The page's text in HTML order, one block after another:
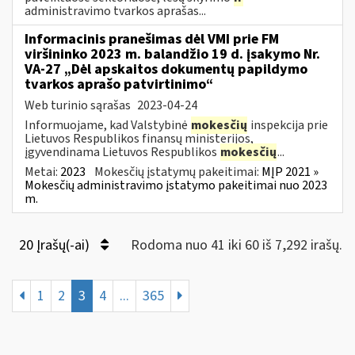
administravimo tvarkos aprašas...
Informacinis pranešimas dėl VMI prie FM
viršininko 2023 m. balandžio 19 d. įsakymo Nr.
VA-27 „Dėl apskaitos dokumentų papildymo
tvarkos aprašo patvirtinimo“
Web turinio sąrašas 2023-04-24
Informuojame, kad Valstybinė mokesčių inspekcija prie
Lietuvos Respublikos finansų ministerijos,
įgyvendinama Lietuvos Respublikos mokesčių...
Metai: 2023 Mokesčių įstatymų pakeitimai: MĮP 2021 »
Mokesčių administravimo įstatymo pakeitimai nuo 2023
m.
20 Įrašų(-ai) Rodoma nuo 41 iki 60 iš 7,292 irašų.
1 2 3 4 ... 365